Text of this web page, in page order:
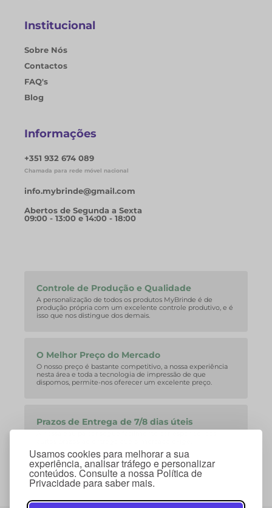
Usamos cookies para melhorar a sua
experiência, analisar tráfego e personalizar
conteúdos. Consulte a nossa Política de
Privacidade para saber mais.
Institucional
Sobre Nós
Contactos
FAQ's
Blog
Informações
+351 932 674 089
Chamada para rede móvel nacional
info.mybrinde@gmail.com
Abertos de Segunda a Sexta
09:00 - 13:00 e 14:00 - 18:00
Controle de Produção e Qualidade
A personalização de todos os produtos MyBrinde é de
produção própria com um excelente controle produtivo, e é
isso que nos distingue dos demais.
O Melhor Preço do Mercado
O nosso preço é bastante competitivo, a nossa experiência
nesta área e toda a tecnologia de impressão de que
dispomos, permite-nos oferecer um excelente preço.
Prazos de Entrega de 7/8 dias úteis